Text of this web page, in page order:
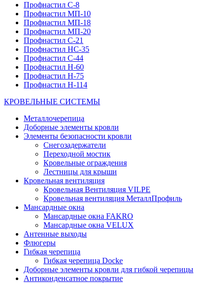
Профнастил С-8
Профнастил МП-10
Профнастил МП-18
Профнастил МП-20
Профнастил С-21
Профнастил НС-35
Профнастил С-44
Профнастил Н-60
Профнастил Н-75
Профнастил Н-114
КРОВЕЛЬНЫЕ СИСТЕМЫ
Металлочерепица
Доборные элементы кровли
Элементы безопасности кровли
Снегозадержатели
Переходной мостик
Кровельные ограждения
Лестницы для крыши
Кровельная вентиляция
Кровельная Вентиляция VILPE
Кровельная вентиляция МеталлПрофиль
Мансардные окна
Мансардные окна FAKRO
Мансардные окна VELUX
Антенные выходы
Флюгеры
Гибкая черепица
Гибкая черепица Docke
Доборные элементы кровли для гибкой черепицы
Антиконденсатное покрытие